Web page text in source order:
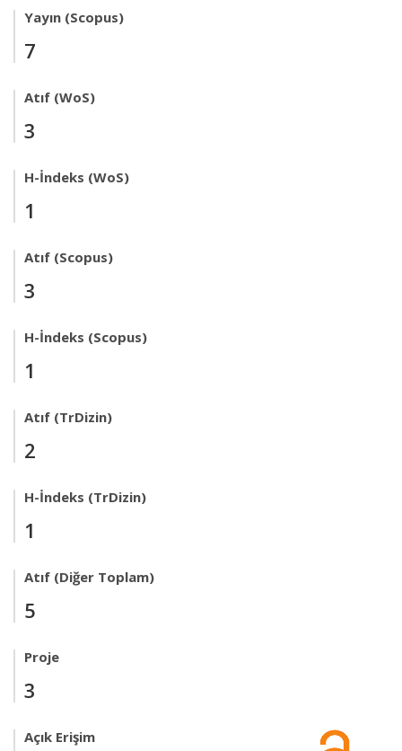
Yayın (Scopus)
7
Atıf (WoS)
3
H-İndeks (WoS)
1
Atıf (Scopus)
3
H-İndeks (Scopus)
1
Atıf (TrDizin)
2
H-İndeks (TrDizin)
1
Atıf (Diğer Toplam)
5
Proje
3
Açık Erişim